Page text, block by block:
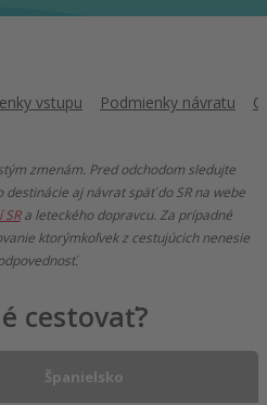
vstupu Podmienky návratu
zmenám. Pred odchodom sledujte
aj návrat späť do SR na webe
a leteckého dopravcu. Za prípadné
ktorýmkoľvek z cestujúcich nenesie
cestovať?
Španielsko